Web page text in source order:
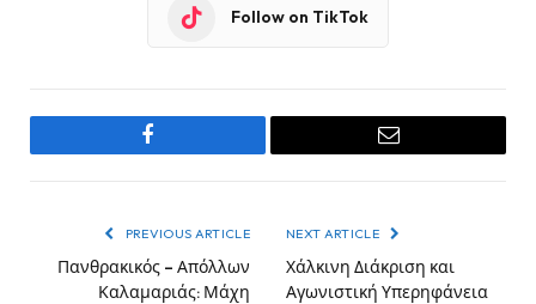
Follow on TikTok
Facebook Email
PREVIOUS ARTICLE
Πανθρακικός – Απόλλων
Καλαμαριάς: Μάχη
NEXT ARTICLE
Χάλκινη Διάκριση και
Αγωνιστική Υπερηφάνεια